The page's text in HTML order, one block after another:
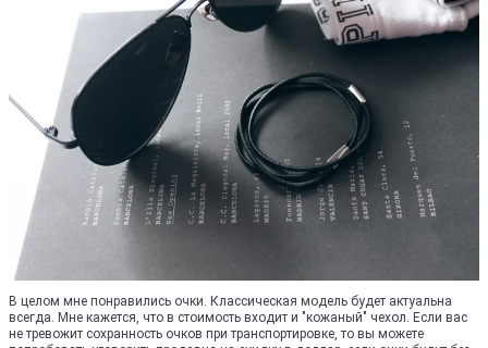
В целом мне понравились очки. Классическая модель будет актуальна
всегда. Мне кажется, что в стоимость входит и "кожаный" чехол. Если вас
не тревожит сохранность очков при транспортировке, то вы можете